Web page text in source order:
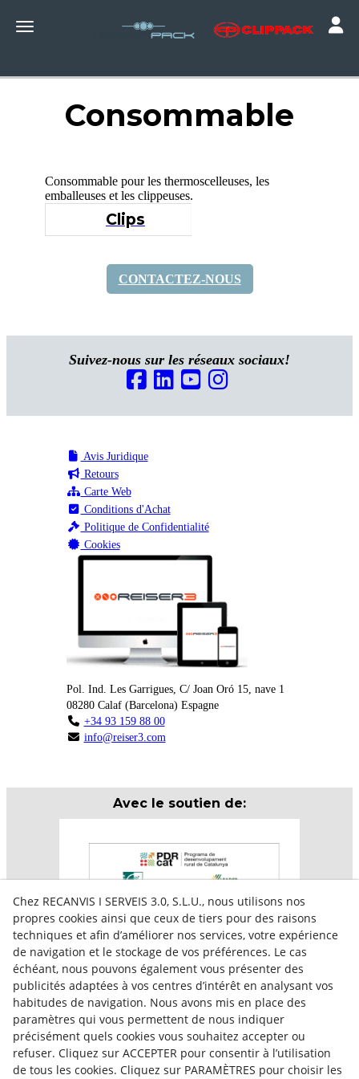
Toggle navigation
Consommable
Consommable pour les thermoscelleuses, les
emballeuses et les clippeuses.
Clips
CONTACTEZ-NOUS
Suivez-nous sur les réseaux sociaux!
Avis Juridique
Retours
Carte Web
Conditions d'Achat
Politique de Confidentialité
Cookies
Pol. Ind. Les Garrigues, C/ Joan Oró 15, nave 1
08280 Calaf (Barcelona) Espagne
+34 93 159 88 00
info@reiser3.com
Avec le soutien de:
Aquesta empresa participa en el programa per a la
contractació de persones en situació de major
vulnerabilitat,
subvencionat pel Servei Públic d’Ocupació de Catalunya i
amb el cofinançament del Fons Social Europeu Plus
Chez RECANVIS I SERVEIS 3.0, S.L.U., nous utilisons nos
propres cookies ainsi que ceux de tiers pour des raisons
techniques et afin d’améliorer nos services, votre expérience
de navigation et le stockage de vos préférences. Le cas
échéant, nous pouvons également vous présenter des
publicités adaptées à vos centres d’intérêt en analysant vos
habitudes de navigation. Nous avons mis en place des
paramètres qui vous permettent de nous indiquer
précisément quels cookies vous souhaitez accepter ou
refuser. Cliquez sur ACCEPTER pour consentir à l’utilisation
de tous les cookies. Cliquez sur PARAMÈTRES pour choisir les